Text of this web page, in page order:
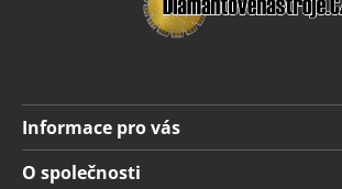
Informace pro vás
Doprava a platba
O společnosti